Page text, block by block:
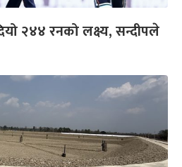
२४४ रनको लक्ष्य, सन्दीपले